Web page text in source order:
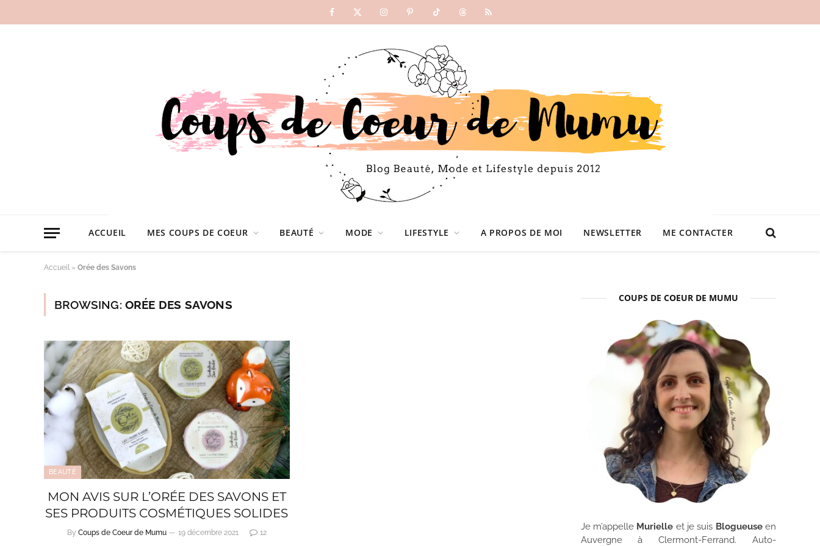
Facebook
X
InstagramPinterestTikTokThreadsRSS
ACCUEIL MES COUPS DE COEUR BEAUTÉ MODE LIFESTYLE A PROPOS DE MOI NEWSLETTER ME CONTACTER
Accueil » Orée des Savons
BROWSING: ORÉE DES SAVONS
BEAUTÉ
MON AVIS SUR L’ORÉE DES SAVONS ET
SES PRODUITS COSMÉTIQUES SOLIDES
By Coups de Coeur de Mumu 19 décembre 2021 12
COUPS DE COEUR DE MUMU
Je m’appelle Murielle et je suis Blogueuseen
Auvergne à Clermont-Ferrand. Auto-